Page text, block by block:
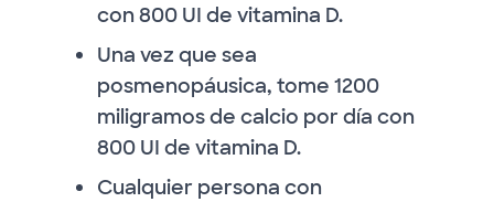
con 800 UI de vitamina D.
Una vez que sea
posmenopáusica, tome 1200
miligramos de calcio por día con
800 UI de vitamina D.
Cualquier persona con